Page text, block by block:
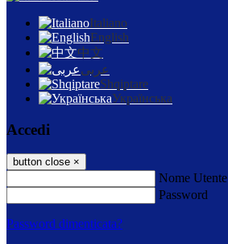
Italiano
English
中文
عربى
Shqiptare
Українська
Accedi
button close ×
Nome Utente
Password
Password dimenticata?